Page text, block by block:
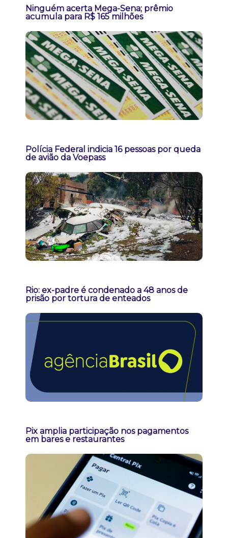
Ninguém acerta Mega-Sena; prêmio
acumula para R$ 165 milhões
Polícia Federal indicia 16 pessoas por queda
de avião da Voepass
Rio: ex-padre é condenado a 48 anos de
prisão por tortura de enteados
Pix amplia participação nos pagamentos
em bares e restaurantes